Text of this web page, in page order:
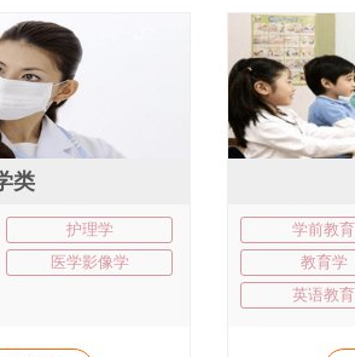
类
护理学
医学影像学
学前教育
教育学
英语教育